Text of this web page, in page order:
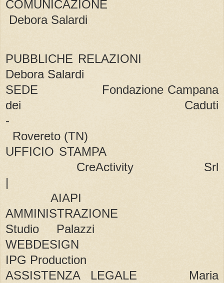
COMUNICAZIONE
Debora Salardi
PUBBLICHE RELAZIONI
Debora Salardi
SEDE Fondazione Campana
dei Caduti
-
Rovereto (TN)
UFFICIO STAMPA
CreActivity Srl
|
AIAPI
AMMINISTRAZIONE
Studio Palazzi
WEBDESIGN
IPG Production
ASSISTENZA LEGALE Maria